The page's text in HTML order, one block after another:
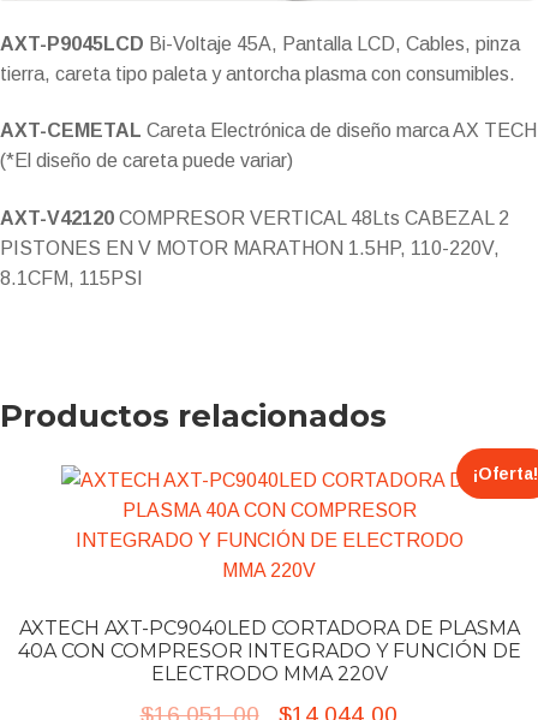
AXT-P9045LCD Bi-Voltaje 45A, Pantalla LCD, Cables, pinza
tierra, careta tipo paleta y antorcha plasma con consumibles.
AXT-CEMETAL Careta Electrónica de diseño marca AX TECH
(*El diseño de careta puede variar)
AXT-V42120 COMPRESOR VERTICAL 48Lts CABEZAL 2
PISTONES EN V MOTOR MARATHON 1.5HP, 110-220V,
8.1CFM, 115PSI
Productos relacionados
AXTECH AXT-PC9040LED CORTADORA DE PLASMA
40A CON COMPRESOR INTEGRADO Y FUNCIÓN DE
ELECTRODO MMA 220V
¡Oferta!
$16,051.00 Original
$14,044.00